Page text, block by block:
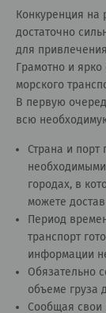
Конкуренция на
достаточно
для
Грамотно и
морского
В первую
всю
Страна и порт
городах, в
можете
Период
транспорт
информации
Обязательно
объеме груза
Сообщая свои